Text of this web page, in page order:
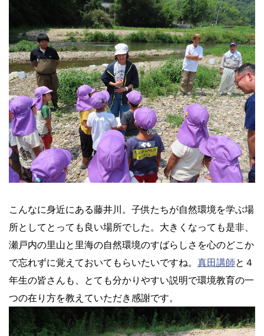
こんなに身近にある藤井川。子供たちが自然環境を学ぶ場
所としてとっても良い場所でした。大きくなっても是非、
瀬戸内の里山と里海の自然環境のすばらしさを心のどこか
で忘れずに覚えておいてもらいたいですね。 真田講師と４
年生の皆さんも、とても分かりやすい説明で環境教育の一
つの在り方を教えていただき感謝です。